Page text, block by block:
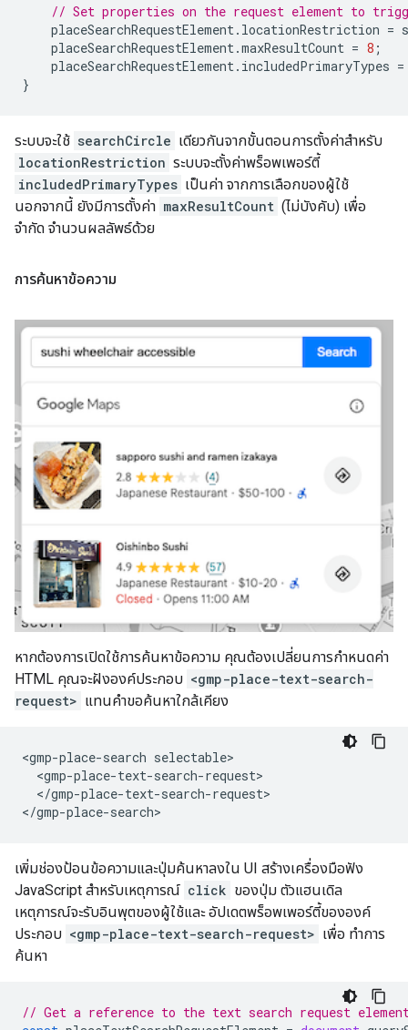
// Set properties on the request element to
placeSearchRequestElement. locationRestriction =
placeSearchRequestElement.maxResultCount = 8 ;
placeSearchRequestElement. includedPrimaryTypes =
}
ระบบจะใช้ searchCircle เดียวกันจากขั้นตอนการตั้งค่าสำหรับ
locationRestriction ระบบจะตั้งค่าพร็อพเพอร์ตี้
includedPrimaryTypes เป็นค่า จากการเลือกของผู้ใช้
นอกจากนี้ ยังมีการตั้งค่า maxResultCount (ไม่บังคับ) เพื่อ
จำกัด จำนวนผลลัพธ์ด้วย
การค้นหาข้อความ
หากต้องการเปิดใช้การค้นหาข้อความ คุณต้องเปลี่ยนการกำหนดค่า
HTML คุณจะฝังองค์ประกอบ <gmp-place-text-search-
request> แทนคำขอค้นหาใกล้เคียง
<gmp-place-search selectable>
  <gmp-place-text-search-request>
  </gmp-place-text-search-request>
เพิ่มช่องป้อนข้อความและปุ่มค้นหาลงใน UI สร้างเครื่องมือฟัง
JavaScript สำหรับเหตุการณ์ click ของปุ่ม ตัวแฮนเดิล
เหตุการณ์จะรับอินพุตของผู้ใช้และ อัปเดตพร็อพเพอร์ตี้ขององค์
ประกอบ <gmp-place-text-search-request> เพื่อ ทำการ
ค้นหา
// Get a reference to the text search request